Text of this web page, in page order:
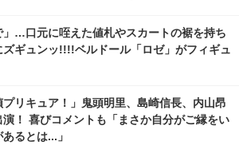
」…口元に咥えた値札やスカートの裾を持ち
ズギュンッ!!!!ベルドール「ロゼ」がフィギュ
プリキュア！」鬼頭明里、島崎信長、内山昂
！ 喜びコメントも「まさか自分がご縁をい
るとは...」